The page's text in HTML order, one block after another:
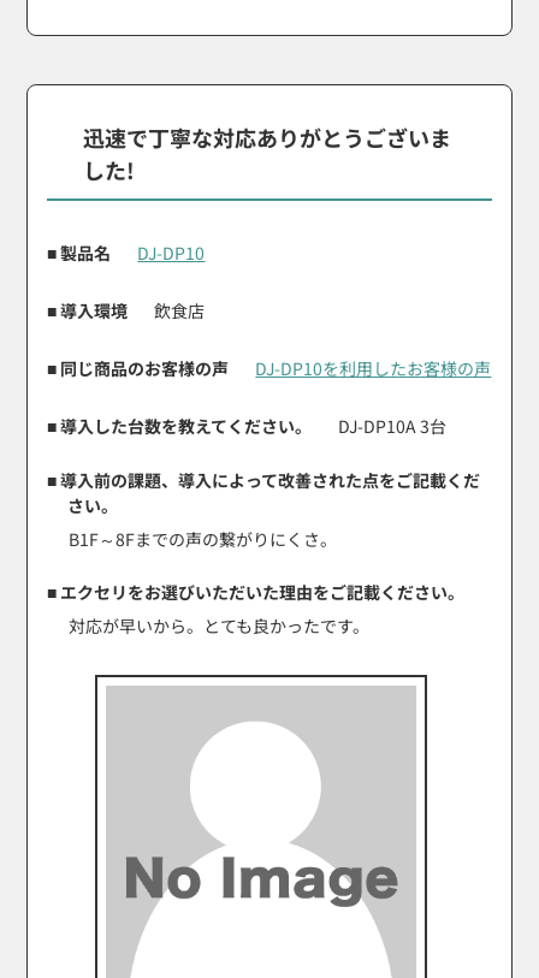
迅速で丁寧な対応ありがとうございま
した!
■ 製品名 DJ-DP10
■ 導入環境 飲食店
■ 同じ商品のお客様の声 DJ-DP10を利用したお客様の声
■ 導入した台数を教えてください。 DJ-DP10A 3台
■ 導入前の課題、導入によって改善された点をご記載くだ
さい。
B1F～8Fまでの声の繋がりにくさ。
■ エクセリをお選びいただいた理由をご記載ください。
対応が早いから。とても良かったです。